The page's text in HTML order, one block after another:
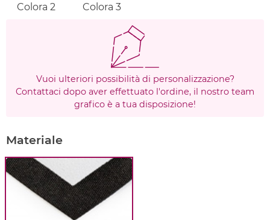
Colora 2 Colora 3
Vuoi ulteriori possibilità di personalizzazione?
Contattaci dopo aver effettuato l'ordine, il nostro team
grafico è a tua disposizione!
Materiale